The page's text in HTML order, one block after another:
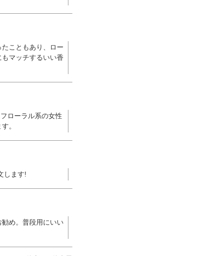
こともあり、ロー
マッチするいい香
ローラル系の女性
。
します!
め。普段用にいい